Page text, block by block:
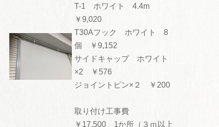
T-1 ホワイト 4.4m
￥9,020
T30Aフック ホワイト 8
個 ￥9,152
サイドキャップ ホワイト
×2 ￥576
ジョイントピン×２ ￥200
取り付け工事費
￥17,500 1か所（３ｍ以上